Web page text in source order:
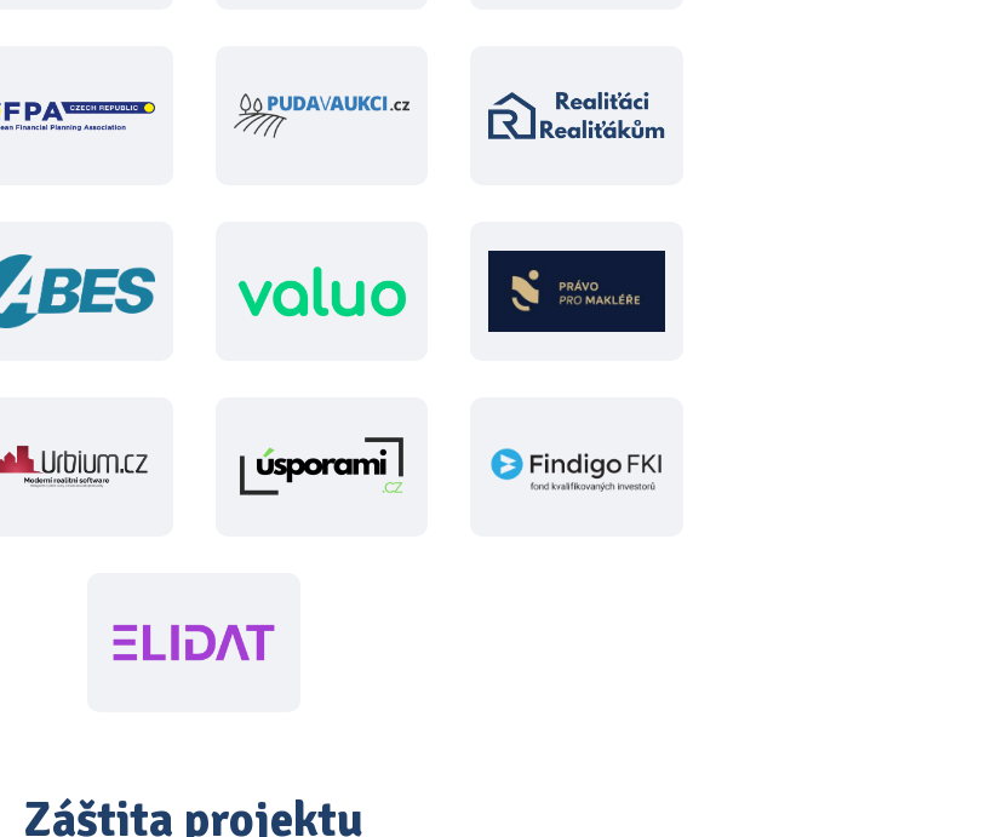
Záštita projektu